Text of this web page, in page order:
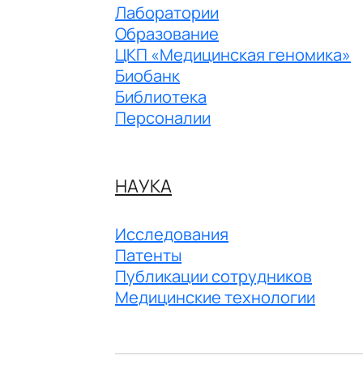
Лаборатории
Образование
ЦКП «Медицинская геномика»
Биобанк
Библиотека
Персоналии
НАУКА
Исследования
Патенты
Публикации сотрудников
Медицинские технологии